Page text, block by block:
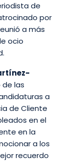
de
por
a más
ocio
de las
a
de Cliente
en el
en la
a los
recuerdo